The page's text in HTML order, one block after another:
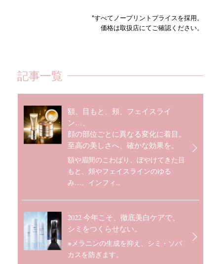
*すべてノープリントプライスを採用。
価格は取扱店にてご確認ください。
記事一覧
額、目もと、頬、フェイスライ
ン…、
顔の部位ごとに異なる変化に着目。
至高の美しさへ、確かな効果を。
額や眉間のこわばり、ぼやけてきた目
もと、頬やフェイスラインのゆる
み…。インフィ..
2022 今年こそ、徹底美白ケアで、
シミをつくらせない。
※メラニンの生成を抑え、シミ・ソバ
カスを防ぎます。